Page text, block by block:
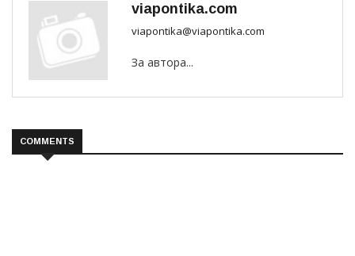
viapontika.com
viapontika@viapontika.com
За автора...
COMMENTS